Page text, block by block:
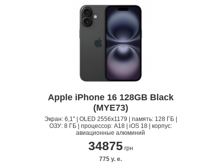
Apple iPhone 16 128GB Black
(MYE73)
Экран: 6,1" | OLED 2556x1179 | память: 128 ГБ |
ОЗУ: 8 ГБ | процессор: A18 | iOS 18 | корпус:
авиационные алюминий
34875грн
775 y. e.